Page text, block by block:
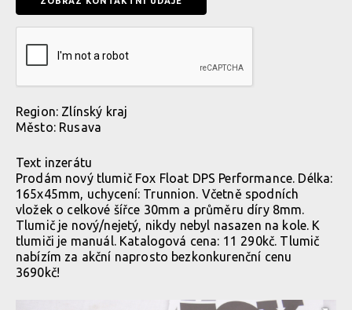
Region: Zlínský kraj
Město: Rusava
Text inzerátu
Prodám nový tlumič Fox Float DPS Performance. Délka:
165x45mm, uchycení: Trunnion. Včetně spodních
vložek o celkové šířce 30mm a průměru díry 8mm.
Tlumič je nový/nejetý, nikdy nebyl nasazen na kole. K
tlumiči je manuál. Katalogová cena: 11 290kč. Tlumič
nabízím za akční naprosto bezkonkurenční cenu
3690kč!